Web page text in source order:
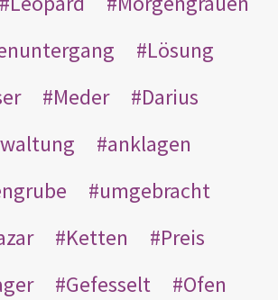
Lösung
Meder
Darius
anklagen
umgebracht
Ketten
Preis
Gefesselt
Ofen